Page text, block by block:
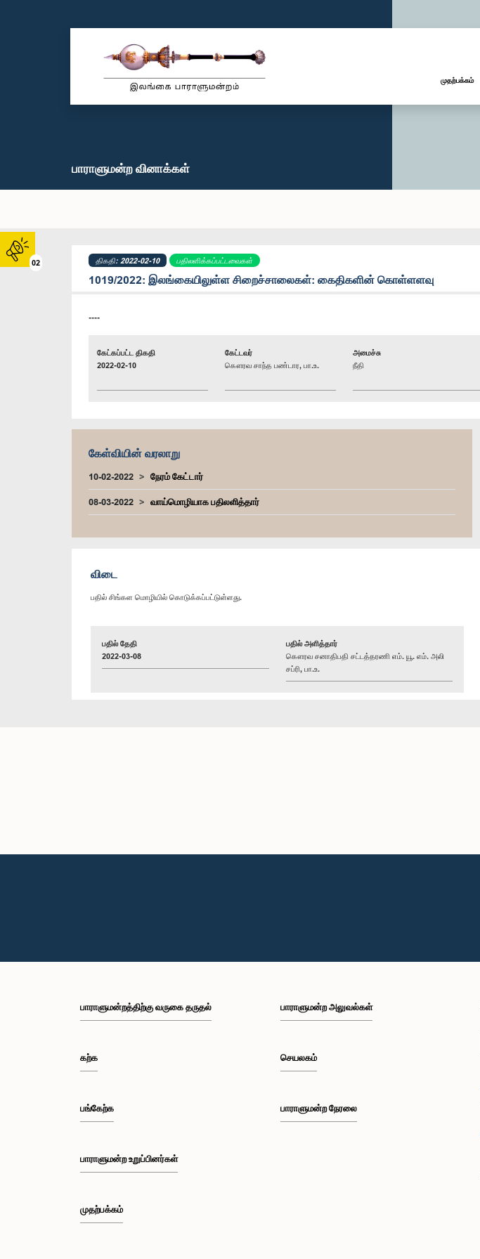
02
முதற்பக்கம்
பாராளுமன்ற வினாக்கள்
திகதி: 2022-02-10 பதிலளிக்கப்பட்டவைகள்
1019/2022: இலங்கையிலுள்ள சிறைச்சாலைகள்: கைதிகளின் கொள்ளளவு
----
கேட்கப்பட்ட திகதி
2022-02-10
கேட்டவர்
கௌரவ சாந்த பண்டார, பா.உ.
அமைச்சு
நீதி
கேள்வியின் வரலாறு
10-02-2022
நேரம் கேட்டார்
08-03-2022
வாய்மொழியாக பதிலளித்தார்
விடை
பதில் சிங்கள மொழியில் கொடுக்கப்பட்டுள்ளது.
பதில் தேதி
2022-03-08
பதில் அளித்தார்
கௌரவ சனாதிபதி சட்டத்தரணி எம். யூ. எம். அலி
சப்ரி, பா.உ.
பாராளுமன்றத்திற்கு வருகை தருதல்
கற்க
பங்கேற்க
பாராளுமன்ற உறுப்பினர்கள்
முதற்பக்கம்
பாராளுமன்ற அலுவல்கள்
செயலகம்
பாராளுமன்ற நேரலை